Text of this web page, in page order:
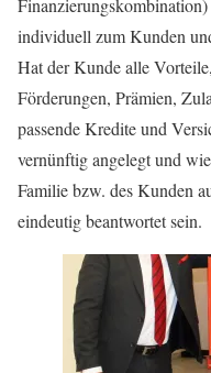
individuell zum Kunden
Hat der Kunde alle
Förderungen, Prämien,
passende Kredite und
vernünftig angelegt und
Familie bzw. des Kunden
eindeutig beantwortet sein.